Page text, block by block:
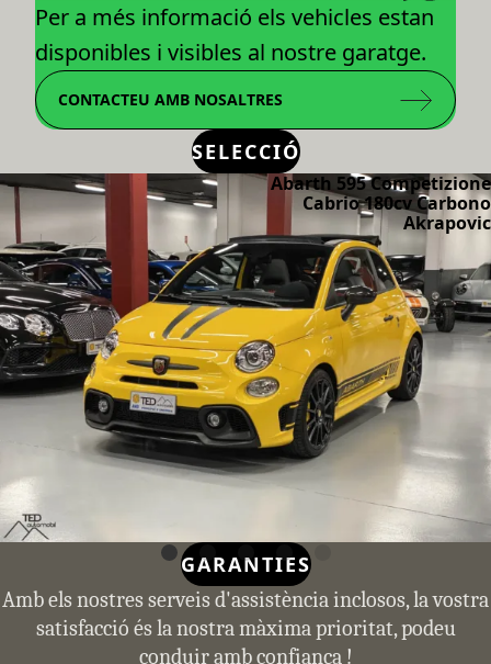
Per a més informació els vehicles estan
disponibles i visibles al nostre garatge.
CONTACTEU AMB NOSALTRES
SELECCIÓ
Abarth 595 Competizione
Cabrio 180cv Carbono
Akrapovic
GARANTIES
Amb els nostres serveis d'assistència inclosos, la vostra
satisfacció és la nostra màxima prioritat, podeu
conduir amb confiança !